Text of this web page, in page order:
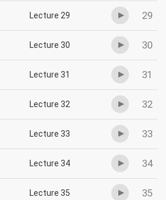
29
Lecture 29
30
Lecture 30
31
Lecture 31
32
Lecture 32
33
Lecture 33
34
Lecture 34
35
Lecture 35